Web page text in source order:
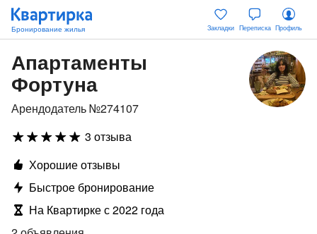
Закладки Переписка Профиль
Апартаменты
Фортуна
Арендодатель №274107
3 отзыва
Хорошие отзывы
Быстрое бронирование
На Квартирке с 2022 года